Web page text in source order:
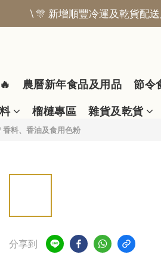
\ 🎊 新增順豐冷運及乾貨配
農曆新年食品及用品
節令
榴槤專區 雜貨及乾貨
香料、香油及食用色粉
分享到